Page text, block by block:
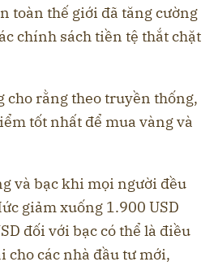
toàn thế giới đã tăng cường
chính sách tiền tệ thắt chặt
cho rằng theo truyền thống,
tốt nhất để mua vàng và
và bạc khi mọi người đều
giảm xuống 1.900 USD
đối với bạc có thể là điều
cho các nhà đầu tư mới,